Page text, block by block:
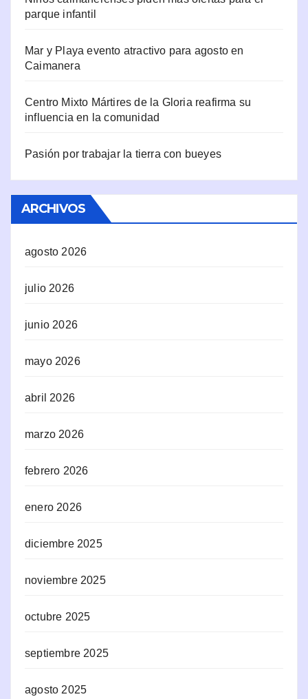
parque infantil
Mar y Playa evento atractivo para agosto en
Caimanera
Centro Mixto Mártires de la Gloria reafirma su
influencia en la comunidad
Pasión por trabajar la tierra con bueyes
ARCHIVOS
agosto 2026
julio 2026
junio 2026
mayo 2026
abril 2026
marzo 2026
febrero 2026
enero 2026
diciembre 2025
noviembre 2025
octubre 2025
septiembre 2025
agosto 2025